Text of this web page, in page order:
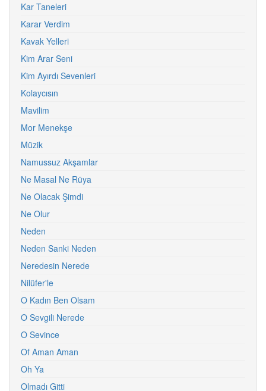
Kar Taneleri
Karar Verdim
Kavak Yelleri
Kim Arar Seni
Kim Ayırdı Sevenleri
Kolaycısın
Mavilim
Mor Menekşe
Müzik
Namussuz Akşamlar
Ne Masal Ne Rüya
Ne Olacak Şimdi
Ne Olur
Neden
Neden Sanki Neden
Neredesin Nerede
Nilüfer'le
O Kadın Ben Olsam
O Sevgili Nerede
O Sevince
Of Aman Aman
Oh Ya
Olmadı Gitti